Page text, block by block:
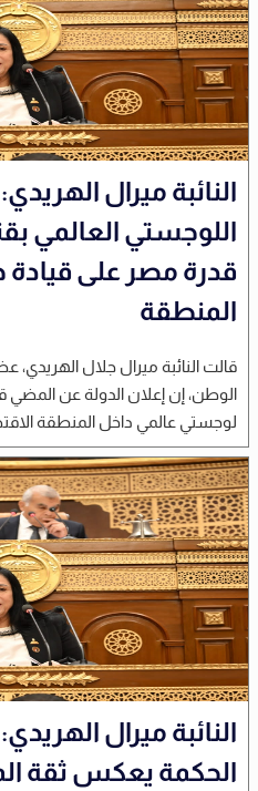
النائبة ميرال
اللوجستي العالمي
قدرة مصر على قيادة
المنطقة
قالت النائبة ميرال جلال
الوطن، إن إعلان الدولة عن المضي
لوجستي عالمي داخل المنطقة
النائبة ميرال
الحكمة يعكس ثقة